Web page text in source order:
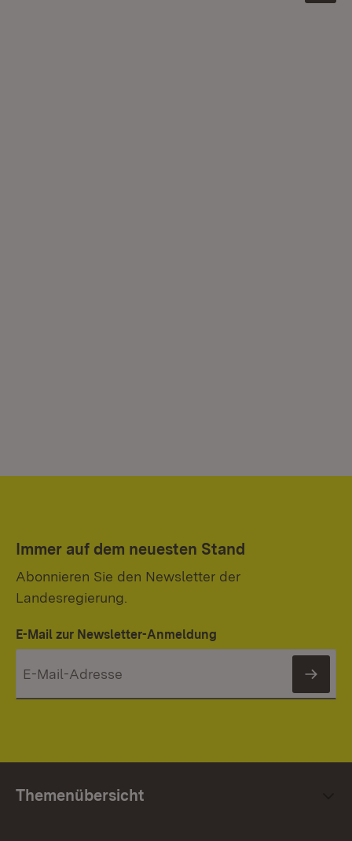
Immer auf dem neuesten Stand
Abonnieren Sie den Newsletter der
Landesregierung.
E-Mail zur Newsletter-Anmeldung
Themenübersicht